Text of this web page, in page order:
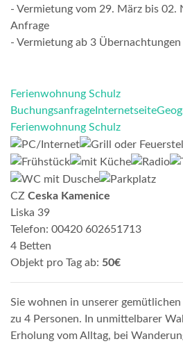
- Vermietung vom 29. März bis 02.
Anfrage
- Vermietung ab 3 Übernachtungen
Ferienwohnung Schulz
Buchungsanfrage Internetseite
Ferienwohnung Schulz
CZ Ceska Kamenice
Liska 39
Telefon: 00420 602651713
4 Betten
Objekt pro Tag ab: 50€
Sie wohnen in unserer
zu 4 Personen. In unmittelbarer
Erholung vom Alltag, bei